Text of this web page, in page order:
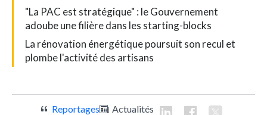
"La PAC est stratégique" : le Gouvernement
adoube une filière dans les starting-blocks
La rénovation énergétique poursuit son recul et
plombe l'activité des artisans
Reportages Actualités